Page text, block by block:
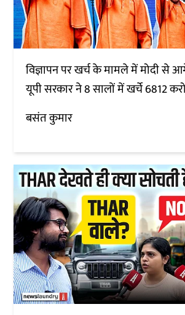
विज्ञापन पर खर्च के मामले में मोदी से
यूपी सरकार ने 8 सालों में खर्चे 6812
बसंत कुमार